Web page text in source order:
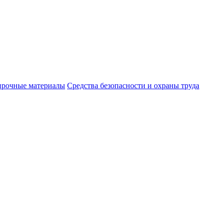
материалы Средства безопасности и охраны труда